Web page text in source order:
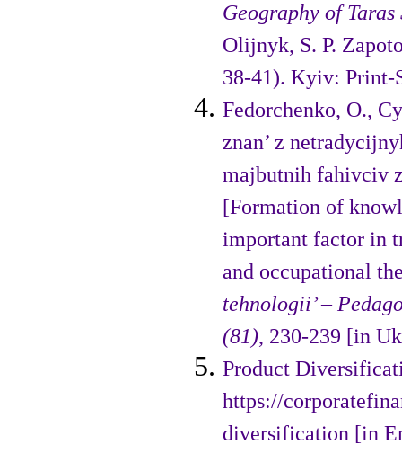
Geography of
Olijnyk, S. P.
38-41). Kyiv:
Fedorchenko, O.,
znan’ z
majbutnih fahivciv
[Formation of
important factor in
and occupa­tional
tehnologii’ –
(81), 230-239 [in
Product
https://
diversification [in